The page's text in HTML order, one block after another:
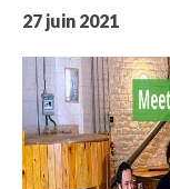
27 juin 2021